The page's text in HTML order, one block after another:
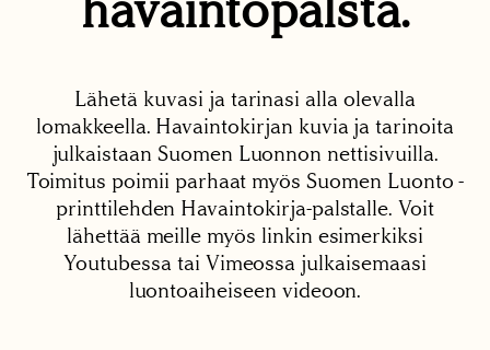
Lähetä kuvasi ja tarinasi alla olevalla
lomakkeella. Havaintokirjan kuvia ja tarinoita
julkaistaan Suomen Luonnon nettisivuilla.
Toimitus poimii parhaat myös Suomen Luonto -
printtilehden Havaintokirja-palstalle. Voit
lähettää meille myös linkin esimerkiksi
Youtubessa tai Vimeossa julkaisemaasi
luontoaiheiseen videoon.